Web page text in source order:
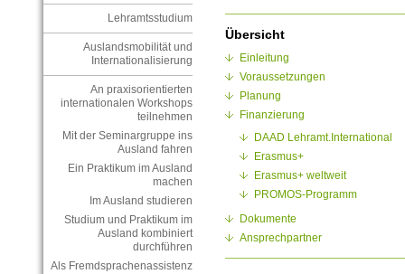
Lehramtsstudium
Auslandsmobilität und
Internationalisierung
An praxisorientierten
internationalen Workshops
teilnehmen
Mit der Seminargruppe ins
Ausland fahren
Ein Praktikum im Ausland
machen
Im Ausland studieren
Studium und Praktikum im
Ausland kombiniert
durchführen
Als Fremdsprachenassistenz
Übersicht
Einleitung
Voraussetzungen
Planung
Finanzierung
DAAD Lehramt.International
Erasmus+
Erasmus+ weltweit
PROMOS-Programm
Dokumente
Ansprechpartner